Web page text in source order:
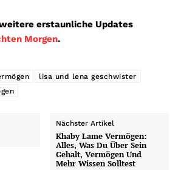
erstaunliche Updates
Morgen.
lisa und lena geschwister
Nächster Artikel
Khaby Lame Vermögen:
Alles, Was Du Über Sein
Gehalt, Vermögen Und
Mehr Wissen Solltest